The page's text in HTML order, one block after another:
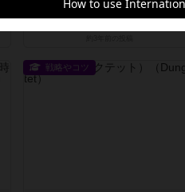
ですが、物理的な高さの概念があり
これに...
戦略やコツ